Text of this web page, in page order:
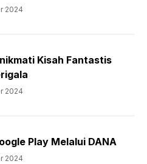
2024
Kisah Fantastis
2024
Play Melalui DANA
2024